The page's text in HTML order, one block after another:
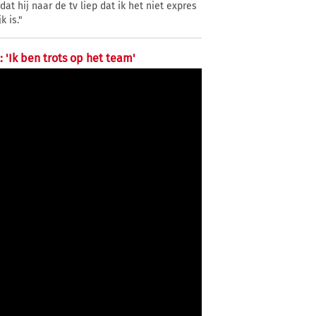
hij naar de tv liep dat ik het niet expres
is."
'Ik ben trots op het team'